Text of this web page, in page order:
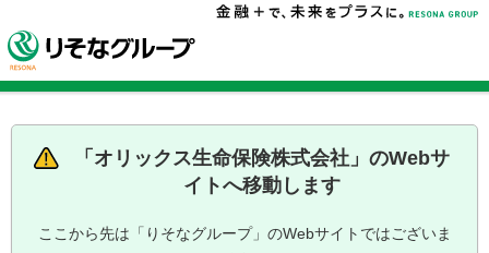
「 オリックス生命保険株式会社 」のWebサ
イトへ移動します
ここから先は「りそなグループ」のWebサイトではございま